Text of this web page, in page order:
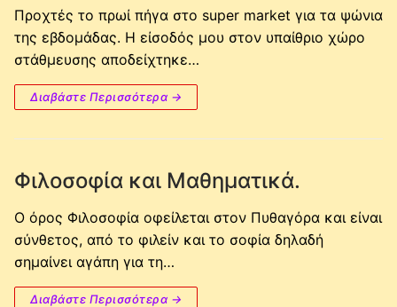
Προχτές το πρωί πήγα στο super market για τα ψώνια
της εβδομάδας. Η είσοδός μου στον υπαίθριο χώρο
στάθμευσης αποδείχτηκε…
Διαβάστε Περισσότερα →
Φιλοσοφία και Μαθηματικά.
Ο όρος Φιλοσοφία οφείλεται στον Πυθαγόρα και είναι
σύνθετος, από το φιλείν και το σοφία δηλαδή
σημαίνει αγάπη για τη…
Διαβάστε Περισσότερα →